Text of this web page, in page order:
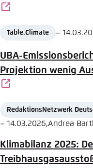
Source
Table.Climate Date
–
Author
UBA-
Projektion wenig
Source
RedaktionsNetzwerk
Date
– 14.03.2026,
Author Andrea
Klimabilanz 2025: